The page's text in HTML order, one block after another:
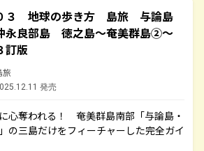
３ 地球の歩き方 島旅 与論島
永良部島 徳之島～奄美群島②～
訂版
旅
発売
心奪われる！ 奄美群島南部「与論島・
の三島だけをフィーチャーした完全ガイ